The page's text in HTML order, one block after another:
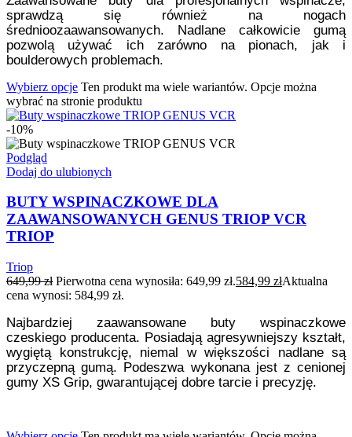
sprawdzą się również na nogach
średnioozaawansowanych. Nadlane całkowicie gumą
pozwolą używać ich zarówno na pionach, jak i
boulderowych problemach.
Wybierz opcje Ten produkt ma wiele wariantów. Opcje można
wybrać na stronie produktu
-10%
Podgląd
Dodaj do ulubionych
BUTY WSPINACZKOWE DLA
ZAAWANSOWANYCH GENUS TRIOP VCR
TRIOP
Triop
649,99zł Pierwotna cena wynosiła: 649,99 zł.584,99 złAktualna
cena wynosi: 584,99 zł.
Najbardziej zaawansowane buty wspinaczkowe
czeskiego producenta. Posiadają agresywniejszy kształt,
wygiętą konstrukcję, niemal w większości nadlane są
przyczepną gumą. Podeszwa wykonana jest z cenionej
gumy XS Grip, gwarantującej dobre tarcie i precyzję.